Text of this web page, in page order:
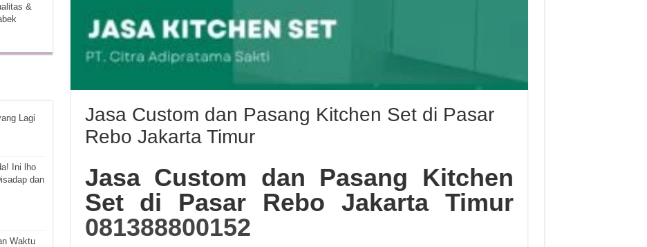
Jasa Custom dan Pasang Kitchen Set di Pasar
Rebo Jakarta Timur
Jasa Custom dan Pasang Kitchen
Set di Pasar Rebo Jakarta Timur
081388800152
&
Lagi
Ini lho
dan
Waktu